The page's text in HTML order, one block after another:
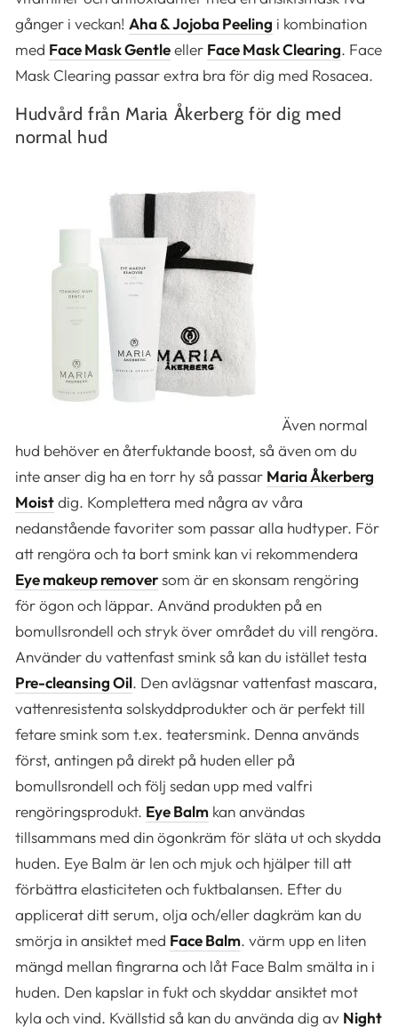
gånger i veckan! Aha & Jojoba Peeling i kombination
med Face Mask Gentleeller Face Mask Clearing. Face
Mask Clearing passar extra bra för dig med Rosacea.
Hudvård från Maria Åkerberg för dig med
normal hud
Även normal
hud behöver en återfuktande boost, så även om du
inte anser dig ha en torr hy så passar Maria Åkerberg
Moistdig. Komplettera med några av våra
nedanstående favoriter som passar alla hudtyper. För
att rengöra och ta bort smink kan vi rekommendera
Eye makeup removersom är en skonsam rengöring
för ögon och läppar. Använd produkten på en
bomullsrondell och stryk över området du vill rengöra.
Använder du vattenfast smink så kan du istället testa
Pre-cleansing Oil. Den avlägsnar vattenfast mascara,
vattenresistenta solskyddprodukter och är perfekt till
fetare smink som t.ex. teatersmink. Denna används
först, antingen på direkt på huden eller på
bomullsrondell och följ sedan upp med valfri
rengöringsprodukt. Eye Balm kan användas
tillsammans med din ögonkräm för släta ut och skydda
huden. Eye Balm är len och mjuk och hjälper till att
förbättra elasticiteten och fuktbalansen. Efter du
applicerat ditt serum, olja och/eller dagkräm kan du
smörja in ansiktet med Face Balm. värm upp en liten
mängd mellan fingrarna och låt Face Balm smälta in i
huden. Den kapslar in fukt och skyddar ansiktet mot
kyla och vind. Kvällstid så kan du använda dig av Night